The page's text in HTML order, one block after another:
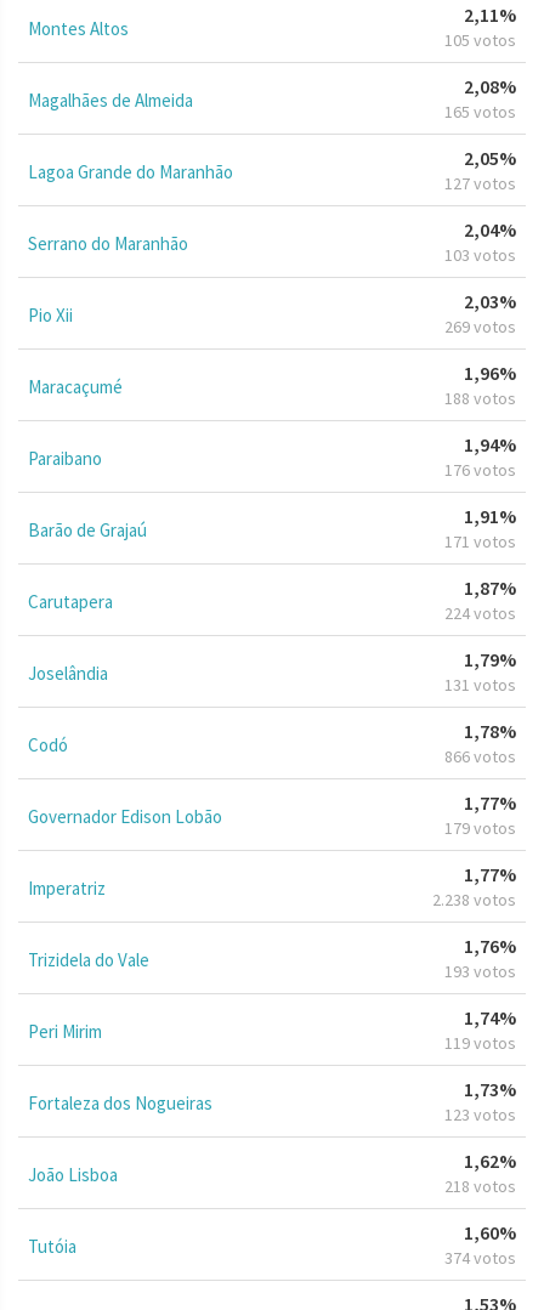
Montes Altos
2,11%
105 votos
Magalhães de Almeida
2,08%
165 votos
Lagoa Grande do Maranhão
2,05%
127 votos
Serrano do Maranhão
2,04%
103 votos
Pio Xii
2,03%
269 votos
Maracaçumé
1,96%
188 votos
Paraibano
1,94%
176 votos
Barão de Grajaú
1,91%
171 votos
Carutapera
1,87%
224 votos
Joselândia
1,79%
131 votos
Codó
1,78%
866 votos
Governador Edison Lobão
1,77%
179 votos
Imperatriz
1,77%
2.238 votos
Trizidela do Vale
1,76%
193 votos
Peri Mirim
1,74%
119 votos
Fortaleza dos Nogueiras
1,73%
123 votos
João Lisboa
1,62%
218 votos
Tutóia
1,60%
374 votos
1,53%